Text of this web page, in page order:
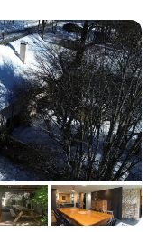
Ski de piste à 5